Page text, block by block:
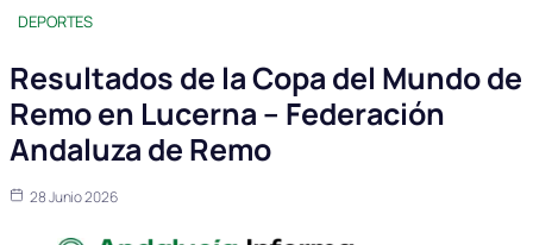
DEPORTES
Resultados de la Copa del Mundo de
Remo en Lucerna – Federación
Andaluza de Remo
28 Junio 2026